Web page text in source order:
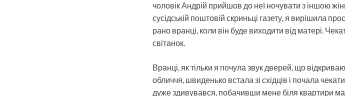
чоловік Андрій прийшов до неї ночувати з іншою
сусідській поштовій скриньці газету, я вирішила
рано вранці, коли він буде виходити від матері.
світанок.
Вранці, як тільки я почула звук дверей, що
обличчя, швиденько встала зі східців і почала
дуже здивувався, побачивши мене біля квартири